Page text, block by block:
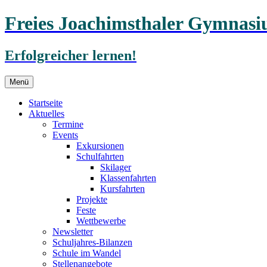
Freies Joachimsthaler
Erfolgreicher lernen!
Menü Zum
Inhalt
springen
Startseite
Aktuelles
Termine
Events
Exkursionen
Schulfahrten
Skilager
Klassenfahrten
Kursfahrten
Projekte
Feste
Wettbewerbe
Newsletter
Schuljahres-Bilanzen
Schule im Wandel
Stellenangebote